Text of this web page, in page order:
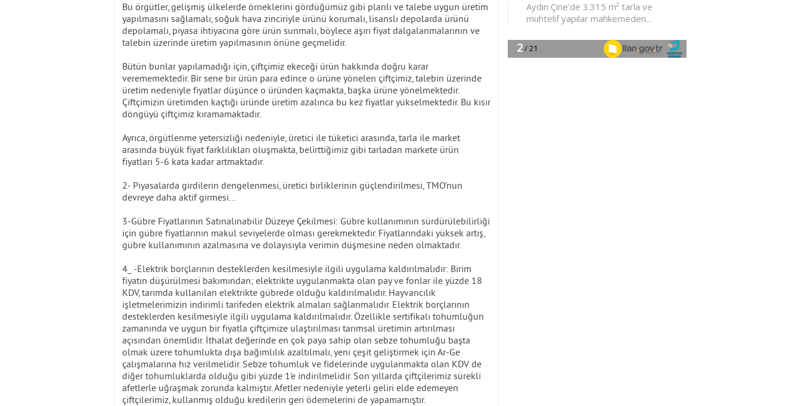
Bu örgütler, gelişmiş ülkelerde örneklerini gördüğümüz gibi planlı ve talebe uygun üretim
yapılmasını sağlamalı, soğuk hava zinciriyle ürünü korumalı, lisanslı depolarda ürünü
depolamalı, piyasa ihtiyacına göre ürün sunmalı, böylece aşırı fiyat dalgalanmalarının ve
talebin üzerinde üretim yapılmasının önüne geçmelidir.
Bütün bunlar yapılamadığı için, çiftçimiz ekeceği ürün hakkında doğru karar
verememektedir. Bir sene bir ürün para edince o ürüne yönelen çiftçimiz, talebin üzerinde
üretim nedeniyle fiyatlar düşünce o üründen kaçmakta, başka ürüne yönelmektedir.
Çiftçimizin üretimden kaçtığı üründe üretim azalınca bu kez fiyatlar yükselmektedir. Bu kısır
döngüyü çiftçimiz kıramamaktadır.
Ayrıca, örgütlenme yetersizliği nedeniyle, üretici ile tüketici arasında, tarla ile market
arasında büyük fiyat farklılıkları oluşmakta, belirttiğimiz gibi tarladan markete ürün
fiyatları 5-6 kata kadar artmaktadır.
2- Piyasalarda girdilerin dengelenmesi, üretici birliklerinin güçlendirilmesi, TMO’nun
devreye daha aktif girmesi...
3-Gübre Fiyatlarının Satınalınabilir Düzeye Çekilmesi: Gübre kullanımının sürdürülebilirliği
için gübre fiyatlarının makul seviyelerde olması gerekmektedir. Fiyatlarındaki yüksek artış,
gübre kullanımının azalmasına ve dolayısıyla verimin düşmesine neden olmaktadır.
4_ -Elektrik borçlarının desteklerden kesilmesiyle ilgili uygulama kaldırılmalıdır: Birim
fiyatın düşürülmesi bakımından; elektrikte uygulanmakta olan pay ve fonlar ile yüzde 18
KDV, tarımda kullanılan elektrikte gübrede olduğu kaldırılmalıdır. Hayvancılık
işletmelerimizin indirimli tarifeden elektrik almaları sağlanmalıdır. Elektrik borçlarının
desteklerden kesilmesiyle ilgili uygulama kaldırılmalıdır. Özellikle sertifikalı tohumluğun
zamanında ve uygun bir fiyatla çiftçimize ulaştırılması tarımsal üretimin artırılması
açısından önemlidir. İthalat değerinde en çok paya sahip olan sebze tohumluğu başta
olmak üzere tohumlukta dışa bağımlılık azaltılmalı, yeni çeşit geliştirmek için Ar-Ge
çalışmalarına hız verilmelidir. Sebze tohumluk ve fidelerinde uygulanmakta olan KDV de
diğer tohumluklarda olduğu gibi yüzde 1’e indirilmelidir. Son yıllarda çiftçilerimiz sürekli
afetlerle uğraşmak zorunda kalmıştır. Afetler nedeniyle yeterli geliri elde edemeyen
çiftçilerimiz, kullanmış olduğu kredilerin geri ödemelerini de yapamamıştır.
GÜNDEMDE NELER
OLMALI?